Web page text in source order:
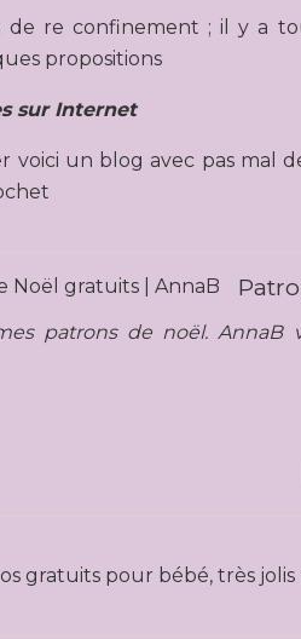
de re confinement ; il y a
propositions
sur Internet
voici un blog avec pas mal
patrons de noël.
gratuits pour bébé, très jolis